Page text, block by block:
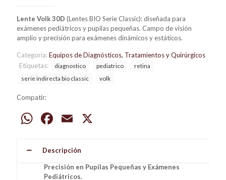
Lente Volk 30D (Lentes BIO Serie Classic): diseñada para
exámenes pediátricos y pupilas pequeñas. Campo de visión
amplio y precisión para exámenes dinámicos y estáticos.
Categoría:Equipos de Diagnósticos, Tratamientos y Quirúrgicos
Etiquetas:
diagnostico pediatrico
retina
serie indirecta bio classic
volk
Compatir:
WhatsApp
Facebook
Email
Descripción
Precisión en Pupilas Pequeñas y Exámenes
Pediátricos.